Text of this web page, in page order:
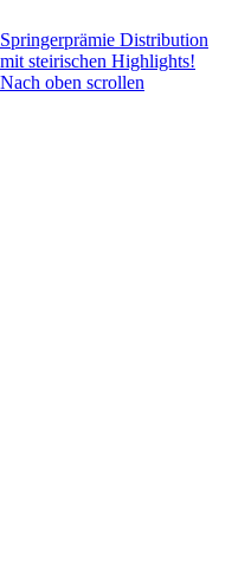
Springerprämie Distribution
mit steirischen Highlights!
Nach oben scrollen